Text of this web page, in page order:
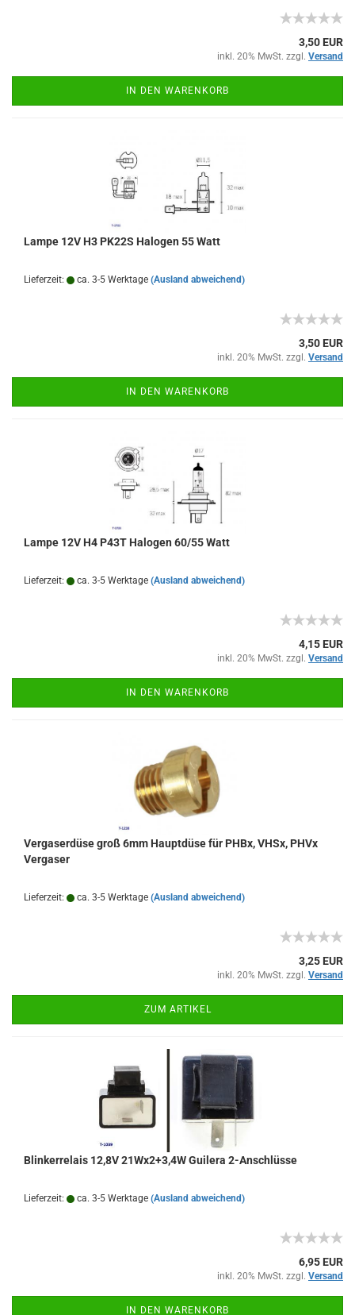
3,50 EUR
inkl. 20% MwSt. zzgl. Versand
IN DEN WARENKORB
Lampe 12V H3 PK22S Halogen 55 Watt
Lieferzeit: ca. 3-5 Werktage (Ausland abweichend)
3,50 EUR
inkl. 20% MwSt. zzgl. Versand
IN DEN WARENKORB
Lampe 12V H4 P43T Halogen 60/55 Watt
Lieferzeit: ca. 3-5 Werktage (Ausland abweichend)
4,15 EUR
inkl. 20% MwSt. zzgl. Versand
IN DEN WARENKORB
Vergaserdüse groß 6mm Hauptdüse für PHBx, VHSx, PHVx
Vergaser
Lieferzeit: ca. 3-5 Werktage (Ausland abweichend)
3,25 EUR
inkl. 20% MwSt. zzgl. Versand
ZUM ARTIKEL
Blinkerrelais 12,8V 21Wx2+3,4W Guilera 2-Anschlüsse
Lieferzeit: ca. 3-5 Werktage (Ausland abweichend)
6,95 EUR
inkl. 20% MwSt. zzgl. Versand
IN DEN WARENKORB